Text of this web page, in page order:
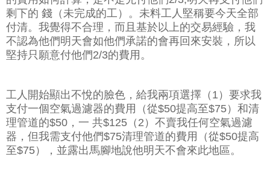
剩下的 錢（未完成的工）。未料工人堅稱要今天全部
付清。我覺得不合理，而且基於以上的交易經驗，我
不認為他們明天會如他們承諾的會再回來安裝，所以
堅持只願意付他們2/3的費用。
工人開始顯出不悅的臉色，給我兩項選擇（1）要求我
支付一個空氣過濾器的費用（從$50提高至$75）和清
理管道的$50，一 共$125（2）不賣我任何空氣過濾
器，但我需支付他們$75清理管道的費用（從$50提高
至$75），並露出馬腳地說他明天不會來此地區。